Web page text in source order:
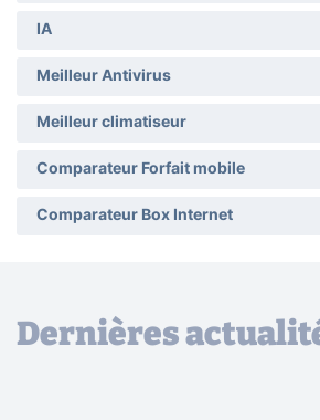
IA
Meilleur Antivirus
Meilleur climatiseur
Comparateur Forfait mobile
Comparateur Box Internet
Dernières